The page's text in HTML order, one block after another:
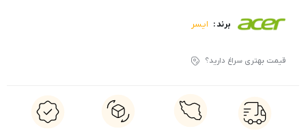
برند : ایسر
قیمت بهتری سراغ دارید؟